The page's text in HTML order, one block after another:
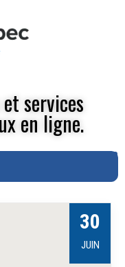
services
en ligne.
30
JUIN